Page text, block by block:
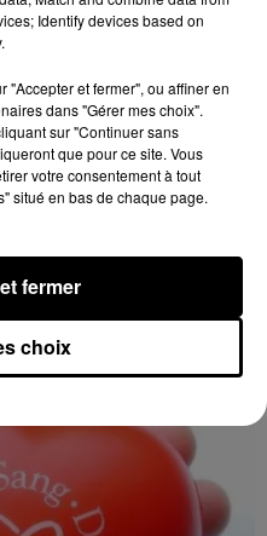
Roches-l'Évêque (Loir-
: Vide-greniers de
Identify devices based on
"Accepter et fermer", ou affiner en
dans "Gérer mes choix".
sur "Continuer sans
que pour ce site. Vous
votre consentement à tout
situé en bas de chaque page.
choix
fermer